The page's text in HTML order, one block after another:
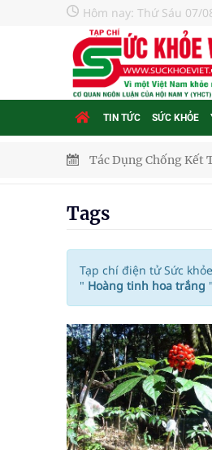
Hôm nay: Thứ Sáu 07/
TIN TỨC SỨC KHỎE
Tác Dụng Chống Kết
"Nền kinh tế bạc" có
Quảng Trị: Phát huy
bảo vệ sức khỏe
Không chỉ cắt tóc,
Bệnh viện không
cầu
Tags
Tạp chí điện tử Sức
" Hoàng tinh hoa trắng